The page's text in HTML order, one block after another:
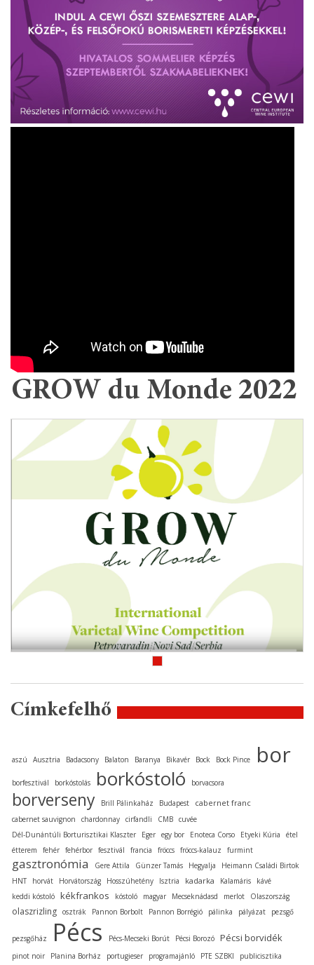
GROW du Monde 2022
Címkefelhő
aszú Ausztria Badacsony Balaton Baranya Bikavér Bock Bock Pince bor
borfesztivál borkóstolás borkóstoló borvacsora
borverseny Brill Pálinkaház Budapest cabernet franc
cabernet sauvignon chardonnay cirfandli CMB cuvée
Dél-Dunántúli Borturisztikai Klaszter
Eger egy bor Enoteca Corso Etyeki Kúria
étel
étterem
fehér fehérbor fesztivál francia fröccs fröccs-kalauz furmint
gasztronómia Gere Attila Günzer Tamás Hegyalja
Heimann Családi Birtok
HNT
horvát Horvátország Hosszúhetény Isztria kadarka Kalamáris
kávé
keddi kóstoló kékfrankos kóstoló magyar Mecseknádasd merlot Olaszország
olaszrizling osztrák Pannon Borbolt Pannon Borrégió pálinka pályázat pezsgő
pezsgőház Pécs Pécs-Mecseki Borút Pécsi Borozó Pécsi borvidék
pinot noir Planina Borház portugieser programajánló PTE SZBKI
publicisztika